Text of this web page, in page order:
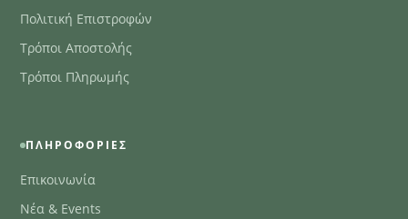
Πολιτική Επιστροφών
Τρόποι Αποστολής
Τρόποι Πληρωμής
ΠΛΗΡΟΦΟΡΊΕΣ
Επικοινωνία
Νέα & Events